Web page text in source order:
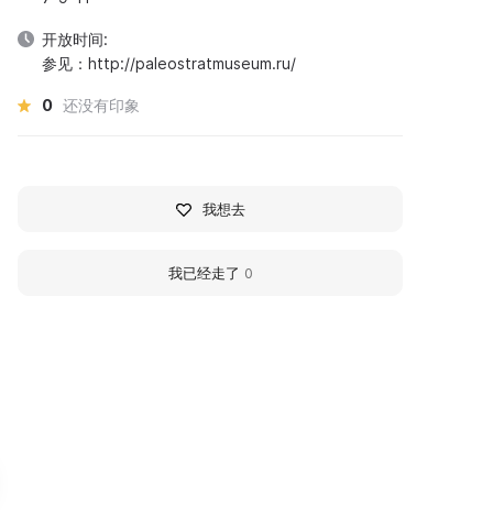
开放时间:
参见：http://paleostratmuseum.ru/
0 还没有印象
我想去
我已经走了 0